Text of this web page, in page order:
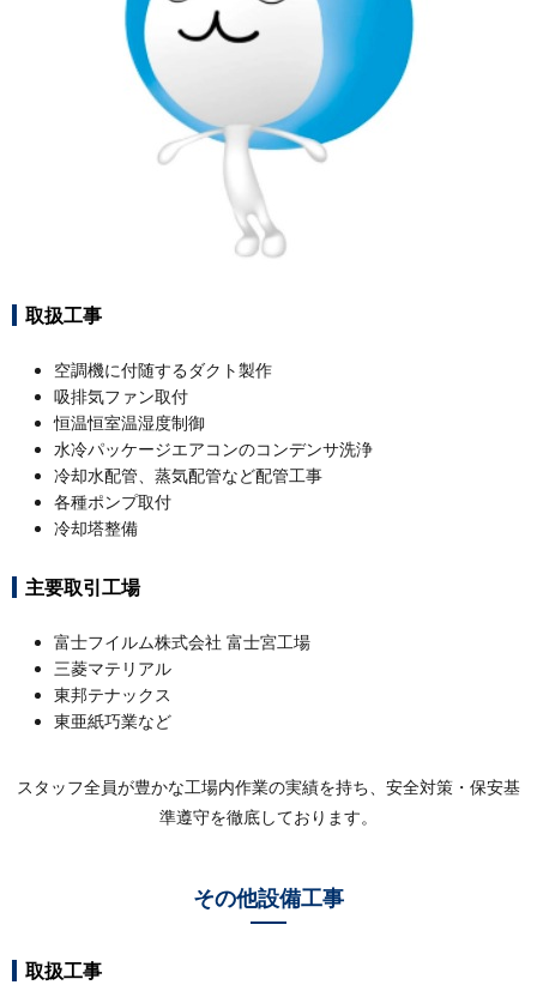
取扱工事
空調機に付随するダクト製作
吸排気ファン取付
恒温恒室温湿度制御
水冷パッケージエアコンのコンデンサ洗浄
冷却水配管、蒸気配管など配管工事
各種ポンプ取付
冷却塔整備
主要取引工場
富士フイルム株式会社 富士宮工場
三菱マテリアル
東邦テナックス
東亜紙巧業など
スタッフ全員が豊かな工場内作業の実績を持ち、安全対策・保安基
準遵守を徹底しております。
その他設備工事
取扱工事